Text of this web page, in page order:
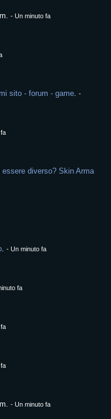
- Un minuto fa
sito - forum - game. -
essere diverso? Skin Arma
. - Un minuto fa
fa
- Un minuto fa